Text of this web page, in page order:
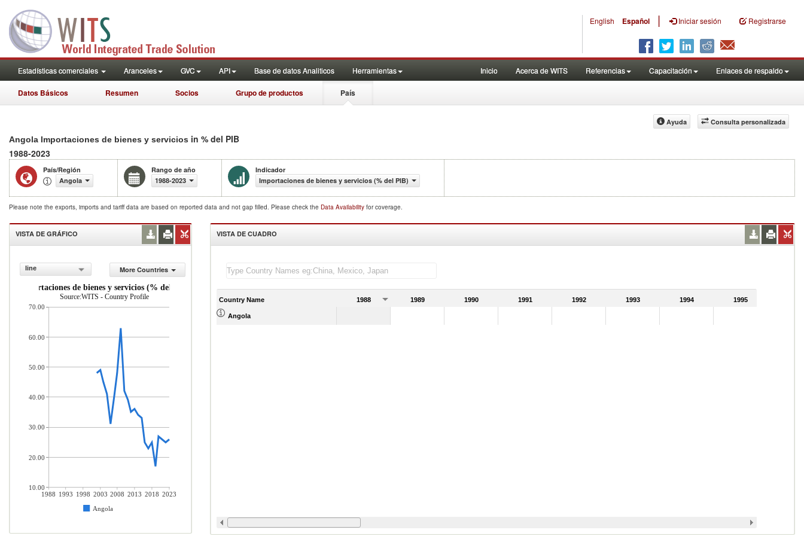
English Español | Iniciar sesión Registrarse
Estadísticas comerciales Aranceles GVC API Base de datos Analiticos Herramientas Inicio Acerca de WITS Referencias Capacitación Enlaces de respaldo
Datos Básicos Resumen Socios Grupo de productos País
Consulta personalizada
Ayuda
Angola Importaciones de bienes y servicios in % del PIB
1988-2023
País/Región
Angola
Rango de año
1988-2023
Indicador
Importaciones de bienes y servicios (% del PIB)
Please note the exports, imports and tariff data are based on reported data and not gap filled. Please check the Data Availability for coverage.
VISTA DE GRÁFICO
line
More Countries
Importaciones de bienes y servicios (% del PIB)
Source:WITS - Country Profile
1988 1993 1998 2003 2008 2013 2018 2023
Angola
70.00
60.00
50.00
40.00
30.00
20.00
10.00
VISTA DE CUADRO
Country Name 1988 1989 1990 1991 1992 1993 1994 1995
Angola